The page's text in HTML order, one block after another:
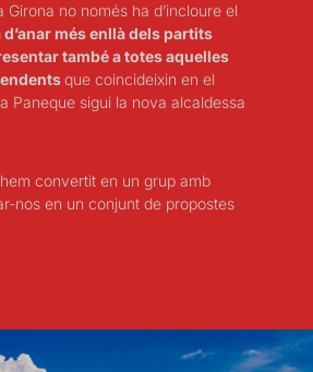
no només ha d’incloure el
d’anar més enllà dels partits
també a totes aquelles
que coincideixin en el
Paneque sigui la nova alcaldessa
convertit en un grup amb
nos en un conjunt de propostes